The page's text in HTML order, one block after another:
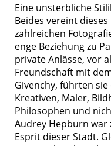
Eine unsterbliche
Beides vereint
zahlreichen
enge Beziehung zu
private Anlässe, vor
Freundschaft mit
Givenchy, führten
Kreativen, Maler,
Philosophen und
Audrey Hepburn war
Esprit dieser Stadt.